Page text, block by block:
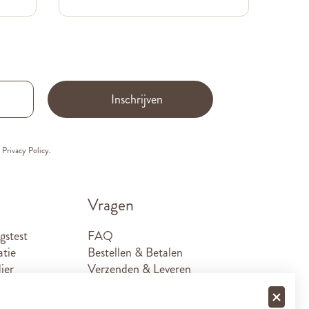
Inschrijven
Privacy Policy.
Vragen
FAQ
Bestellen & Betalen
Verzenden & Leveren